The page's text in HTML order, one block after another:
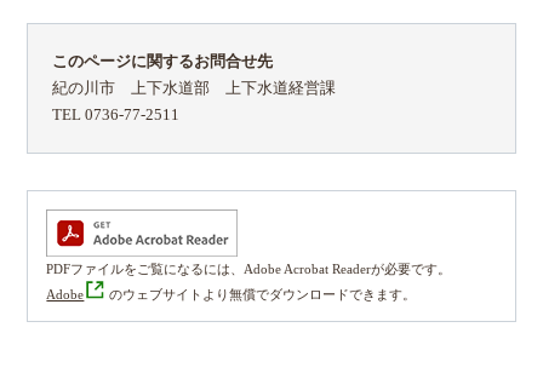
このページに関するお問合せ先
紀の川市 上下水道部 上下水道経営課
TEL 0736-77-2511
PDFファイルをご覧になるには、Adobe Acrobat Readerが必要です。
Adobe
のウェブサイトより無償でダウンロードできます。